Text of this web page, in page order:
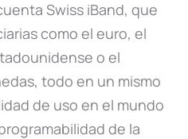
Swiss iBand, que
como el euro, el
o el
todo en un mismo
de uso en el mundo
de la